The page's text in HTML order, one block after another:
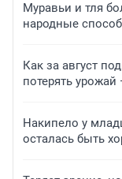
Муравьи и тля
народные
Как за август
потерять
Накипело у
осталась быть